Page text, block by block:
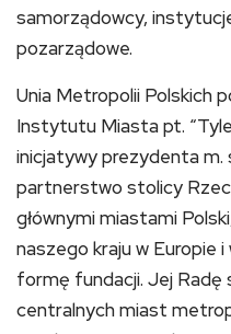
samorządowcy,
pozarządowe.
Unia Metropolii Polskich
Instytutu Miasta pt.
inicjatywy prezydenta m.
partnerstwo stolicy
głównymi miastami
naszego kraju w Europie i
formę fundacji. Jej Radę
centralnych miast